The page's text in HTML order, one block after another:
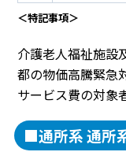
＜特記事項＞
介護老人福祉施設
都の物価高騰緊急
サービス費の対象
■通所系 通所